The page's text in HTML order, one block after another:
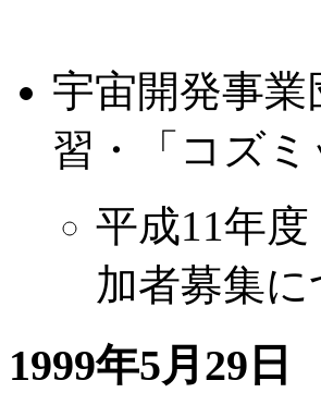
宇宙開発事
習・「コズ
平成11年
加者募集
1999年5月29日